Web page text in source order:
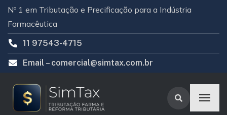
Nº 1 em Tributação e Precificação para a Indústria
Farmacêutica
11 97543-4715
Email – comercial@simtax.com.br